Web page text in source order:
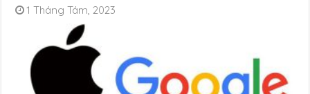
1 Tháng Tám, 2023